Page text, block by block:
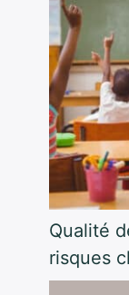
Qualité
risques